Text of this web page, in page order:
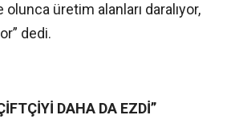
üretim alanları daralıyor,
dedi.
DAHA DA EZDİ”